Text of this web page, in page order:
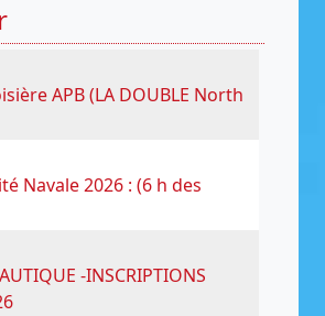
APB (LA DOUBLE North
Navale 2026 : (6 h des
-INSCRIPTIONS